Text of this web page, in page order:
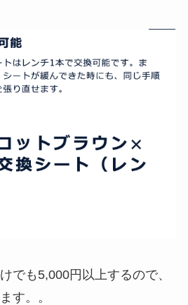
でも5,000円以上するので、
す。。